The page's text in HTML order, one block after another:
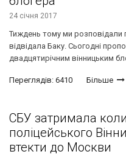
24 січня 2017
Тиждень тому ми розповідали
відвідала Баку. Сьогодні
двадцятирічним вінницьким
Переглядів: 6410 Більше
СБУ затримала
поліцейського
втекти до Москви